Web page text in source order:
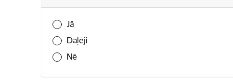
Vai šī informācija bija noderīga?
Jā
Daļēji
Nē